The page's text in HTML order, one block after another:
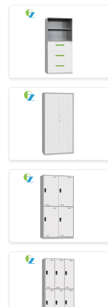
Armário
magro
aço do
Mesa da
trabalho
escritório